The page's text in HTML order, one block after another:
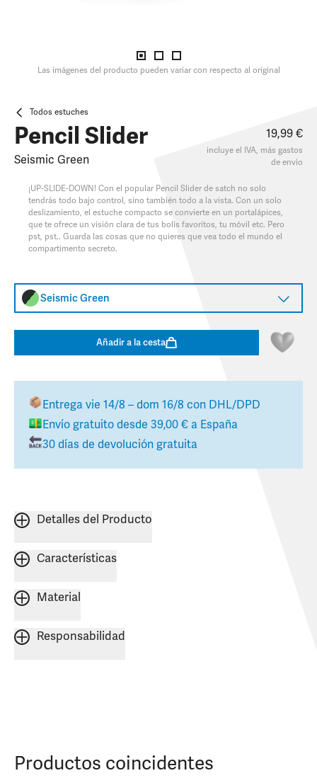
Las imágenes del producto pueden variar con respecto al original
Todos estuches
Pencil Slider
Seismic Green
19,99 €
incluye el IVA, más gastos
de envío
¡UP-SLIDE-DOWN! Con el popular Pencil Slider de satch no solo
tendrás todo bajo control, sino también todo a la vista. Con un solo
deslizamiento, el estuche compacto se convierte en un portalápices,
que te ofrece un visión clara de tus bolis favoritos, tu móvil etc. Pero
pst, pst.. Guarda las cosas que no quieres que vea todo el mundo el
compartimento secreto.
Seismic Green
Añadir a la cesta
Entrega vie 14/8 – dom 16/8 con DHL/DPD
Envío gratuito desde 39,00 € a España
30 días de devolución gratuita
Detalles del Producto
Características
Material
Responsabilidad
Productos coincidentes